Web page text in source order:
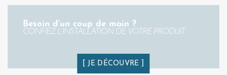
Besoin d’un coup de main ?
CONFIEZ L’INSTALLATION DE VOTRE PRODUIT
JE DÉCOUVRE